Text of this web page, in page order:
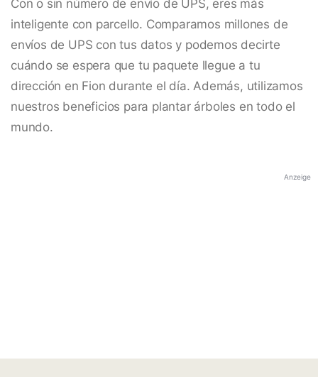
Con o sin número de envío de UPS, eres más
inteligente con parcello. Comparamos millones de
envíos de UPS con tus datos y podemos decirte
cuándo se espera que tu paquete llegue a tu
dirección en Fion durante el día. Además, utilizamos
nuestros beneficios para plantar árboles en todo el
mundo.
Anzeige